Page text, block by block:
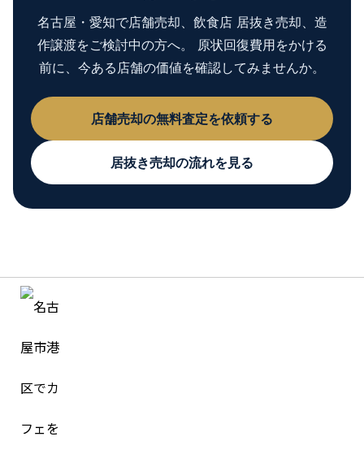
名古屋・愛知で店舗売却、飲食店 居抜き売却、造
作譲渡をご検討中の方へ。 原状回復費用をかける
前に、今ある店舗の価値を確認してみませんか。
店舗売却の無料査定を依頼する
居抜き売却の流れを見る